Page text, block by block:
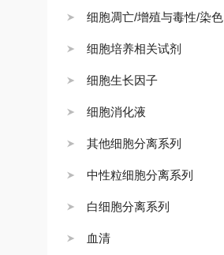
细胞凋亡/增殖与毒性/染色
细胞培养相关试剂
细胞生长因子
细胞消化液
其他细胞分离系列
中性粒细胞分离系列
白细胞分离系列
血清